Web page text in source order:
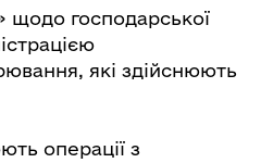
щодо господарської
які здійснюють
операції з